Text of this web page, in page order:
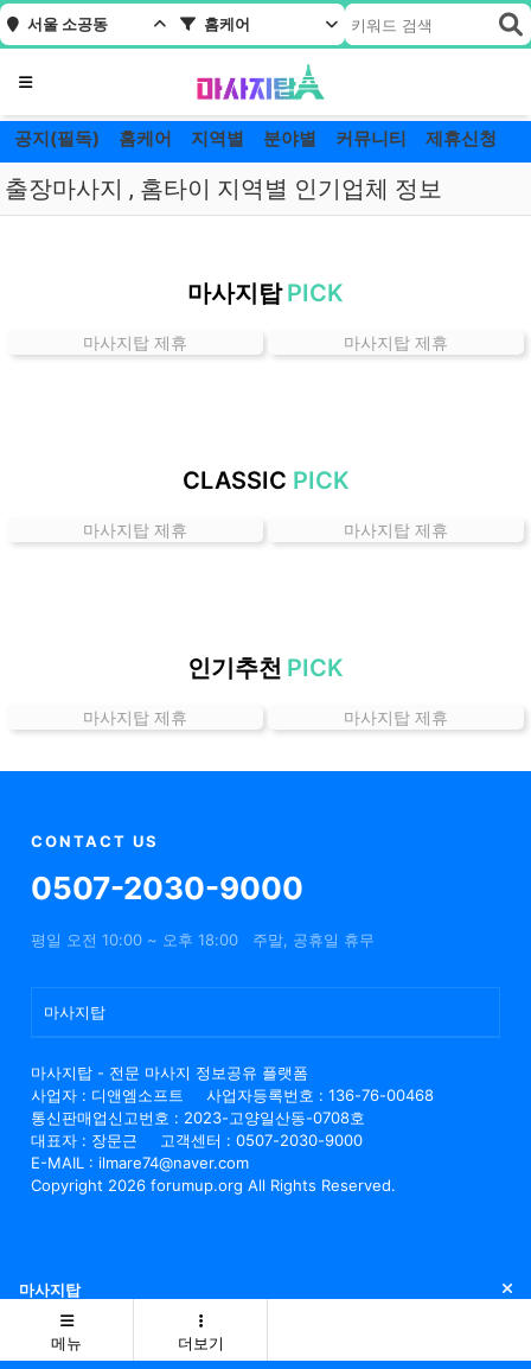
서울 소공동 홈케어
메뉴
공지(필독) 홈케어 지역별 분야별 커뮤니티 제휴신청
출장마사지 , 홈타이 지역별 인기업체 정보
동
곳
인
보
마사지탑 PICK
마사지탑 제휴 마사지탑 제휴
CLASSIC PICK
마사지탑 제휴 마사지탑 제휴
인기추천 PICK
마사지탑 제휴 마사지탑 제휴
CONTACT US
0507-2030-9000
평일 오전 10:00 ~ 오후 18:00 주말, 공휴일 휴무
마사지탑
마사지탑 - 전문 마사지 정보공유 플랫폼
사업자 : 디앤엠소프트
사업자등록번호 : 136-76-00468
통신판매업신고번호 : 2023-고양일산동-0708호
대표자 : 장문근
고객센터 : 0507-2030-9000
E-MAIL : ilmare74@naver.com
Copyright 2026 forumup.org All Rights Reserved.
마사지탑 닫
메뉴 더보기